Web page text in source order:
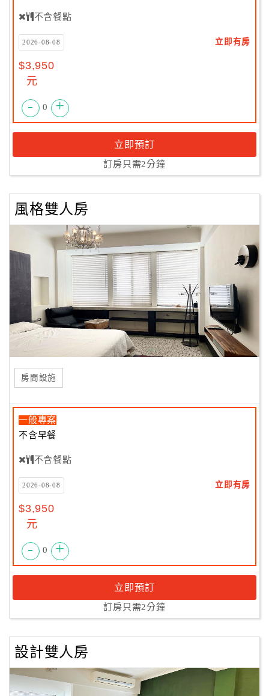
不含餐點
2026-08-08 立即有房
$3,950
元
- 0 +
立即預訂
訂房只需2分鐘
風格雙人房
房間設施
一般專案
不含早餐
不含餐點
2026-08-08 立即有房
$3,950
元
- 0 +
立即預訂
訂房只需2分鐘
設計雙人房